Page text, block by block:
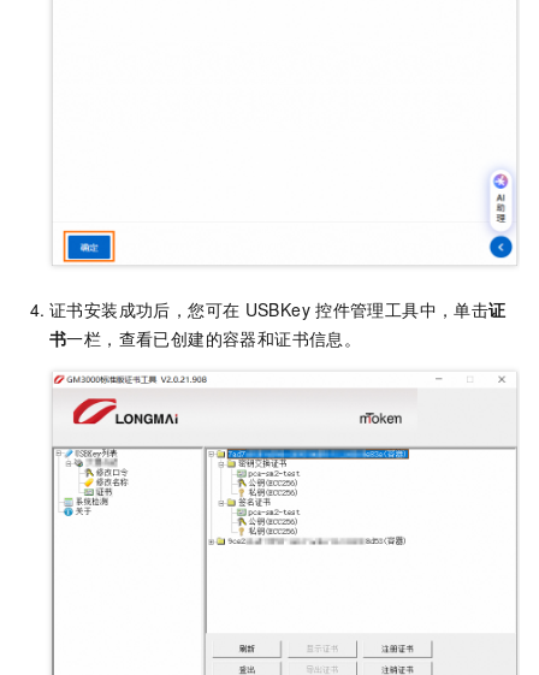
证书安装成功后，您可在 USBKey 控件管理工具中，单击证
书一栏，查看已创建的容器和证书信息。